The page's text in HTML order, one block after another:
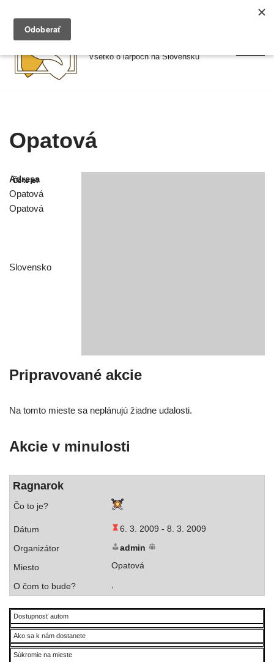
Preskočiť
Všetko o larpoch na Slovensku
Opatová
Adresa
Opatová
Opatová
Slovensko
Pripravované akcie
Na tom­to mies­te sa neplá­nu­jú žiad­ne udalosti.
Akcie v minulosti
Ragnarok
6. 3. 2009 - 8. 3. 2009
admin
Opatová
,
Dostupnosť autom
Ako sa k nám dostanete
Súkromie na mieste